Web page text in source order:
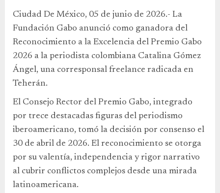
Ciudad De México, 05 de junio de 2026.- La
Fundación Gabo anunció como ganadora del
Reconocimiento a la Excelencia del Premio Gabo
2026 a la periodista colombiana Catalina Gómez
Ángel, una corresponsal freelance radicada en
Teherán.
El Consejo Rector del Premio Gabo, integrado
por trece destacadas figuras del periodismo
iberoamericano, tomó la decisión por consenso el
30 de abril de 2026. El reconocimiento se otorga
por su valentía, independencia y rigor narrativo
al cubrir conflictos complejos desde una mirada
latinoamericana.